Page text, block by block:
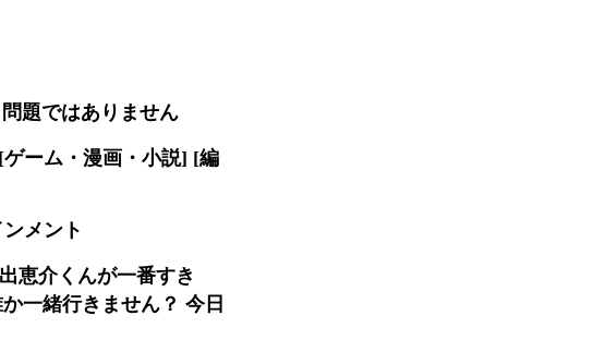
題ではありません
ーム・漫画・小説] [編
メント
恵介くんが一番すき
一緒行きません？ 今日